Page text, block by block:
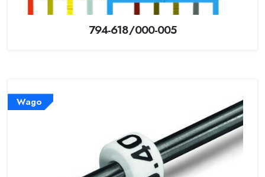
794-618/000-005
Wago